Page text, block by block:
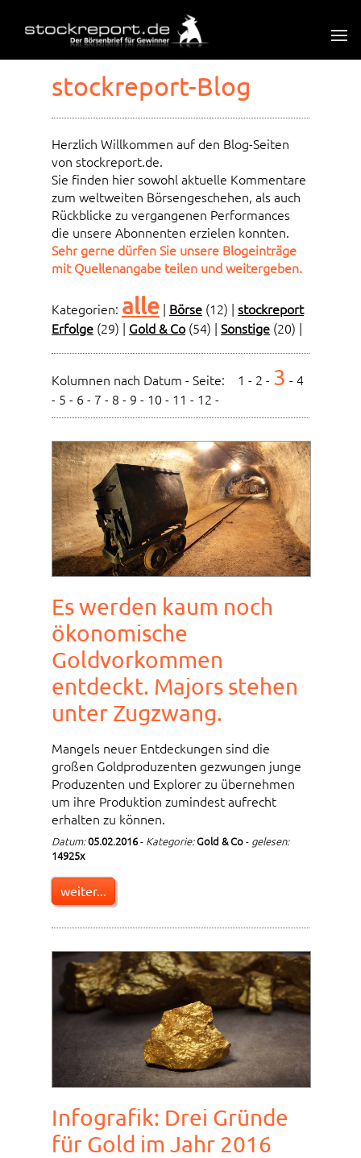
stockreport-Blog
Herzlich Willkommen auf den Blog-Seiten
von stockreport.de.
Sie finden hier sowohl aktuelle Kommentare
zum weltweiten Börsengeschehen, als auch
Rückblicke zu vergangenen Performances
die unsere Abonnenten erzielen konnten.
Sehr gerne dürfen Sie unsere Blogeinträge
mit Quellenangabe teilen und weitergeben.
Kategorien: alle | Börse (12) | stockreport
Erfolge (29) | Gold & Co (54) | Sonstige (20) |
Kolumnen nach Datum - Seite: 1 - 2 - 3 - 4
- 5 - 6 - 7 - 8 - 9 - 10 - 11 - 12 -
Es werden kaum noch
ökonomische
Goldvorkommen
entdeckt. Majors stehen
unter Zugzwang.
Mangels neuer Entdeckungen sind die
großen Goldproduzenten gezwungen junge
Produzenten und Explorer zu übernehmen
um ihre Produktion zumindest aufrecht
erhalten zu können.
Datum:05.02.2016- Kategorie:Gold & Co- gelesen:
14925x
weiter...
Infografik: Drei Gründe
für Gold im Jahr 2016